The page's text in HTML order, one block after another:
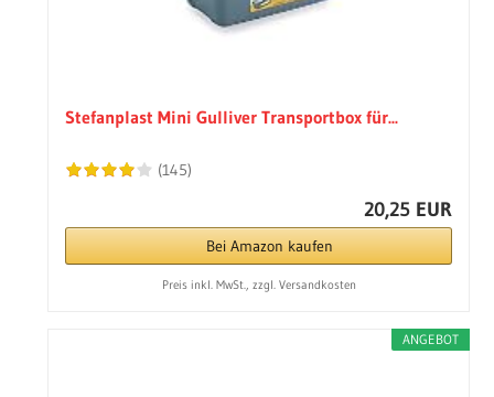
Stefanplast Mini Gulliver Transportbox für...
(145)
20,25 EUR
Bei Amazon kaufen
Preis inkl. MwSt., zzgl. Versandkosten
ANGEBOT